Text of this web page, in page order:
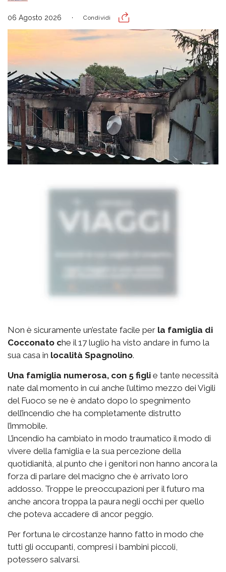
06 Agosto 2026 Condividi
Non è sicuramente un’estate facile per la famiglia di
Cocconato che il 17 luglio ha visto andare in fumo la
sua casa in località Spagnolino.
Una famiglia numerosa, con 5 figli e tante necessità
nate dal momento in cui anche l’ultimo mezzo dei Vigili
del Fuoco se ne è andato dopo lo spegnimento
dell’incendio che ha completamente distrutto
l’immobile.
L’incendio ha cambiato in modo traumatico il modo di
vivere della famiglia e la sua percezione della
quotidianità, al punto che i genitori non hanno ancora la
forza di parlare del macigno che è arrivato loro
addosso. Troppe le preoccupazioni per il futuro ma
anche ancora troppa la paura negli occhi per quello
che poteva accadere di ancor peggio.
Per fortuna le circostanze hanno fatto in modo che
tutti gli occupanti, compresi i bambini piccoli,
potessero salvarsi.